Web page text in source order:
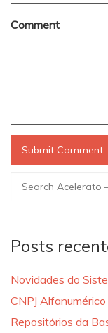
Comment
Search
for:
Posts
Novidades do
CNPJ Alfanumérico
Repositórios da